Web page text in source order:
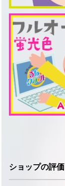
ショップの評価